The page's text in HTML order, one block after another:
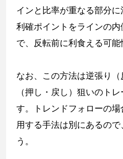
インと比率が重なる部分に
利確ポイントをラインの
で、反転前に利食える可能
なお、この方法は逆張り
（押し・戻し）狙いのト
す。トレンドフォローの
用する手法は別にあるので
う。